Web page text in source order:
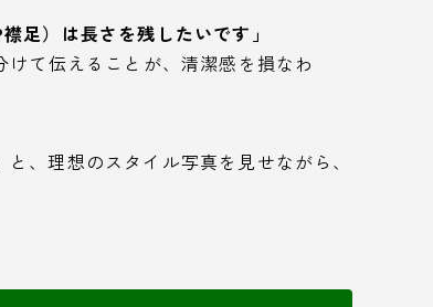
足）は長さを残したいです」
て伝えることが、清潔感を損なわ
、理想のスタイル写真を見せながら、